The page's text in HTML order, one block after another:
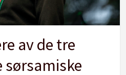
av de tre